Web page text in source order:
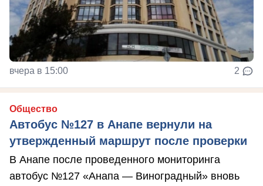
вчера в 15:00 2
Общество
Автобус №127 в Анапе вернули на
утвержденный маршрут после проверки
В Анапе после проведенного мониторинга
автобус №127 «Анапа — Виноградный» вновь